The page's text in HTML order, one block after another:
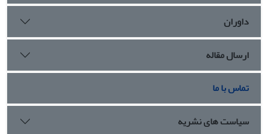
داوران
ارسال مقاله
تماس با ما
سیاست های نشریه